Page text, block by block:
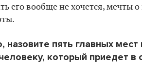
его вообще не хочется, мечты
назовите пять главных
который приедет в